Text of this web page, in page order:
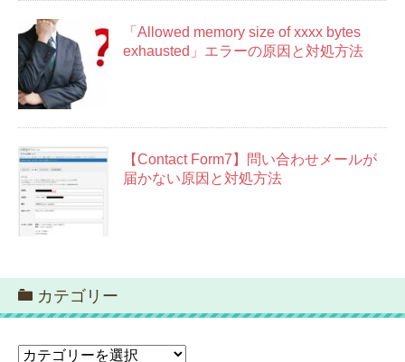
「Allowed memory size of xxxx bytes
exhausted」エラーの原因と対処方法
【Contact Form7】問い合わせメールが
届かない原因と対処方法
カテゴリー
カ